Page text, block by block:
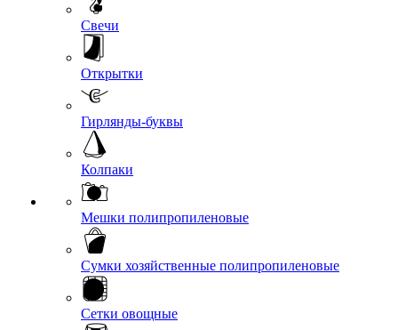
Свечи
Открытки
Гирлянды-буквы
Колпаки
Мешки полипропиленовые
Сумки хозяйственные полипропиленовые
Сетки овощные